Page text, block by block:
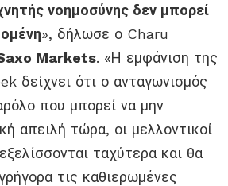
νοημοσύνης δεν μπορεί
», δήλωσε ο Charu
Markets. «Η εμφάνιση της
δείχνει ότι ο ανταγωνισμός
που μπορεί να μην
απειλή τώρα, οι μελλοντικοί
ταχύτερα και θα
τις καθιερωμένες